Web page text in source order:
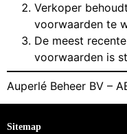
Verkoper
voorwaarden te
De meest
voorwaarden is
Auperlé Beheer BV –
Sitemap